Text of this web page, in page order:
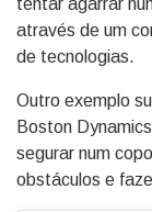
tentar agarrar
através de um
de tecnologias.
Outro exemplo
Boston
segurar num
obstáculos e